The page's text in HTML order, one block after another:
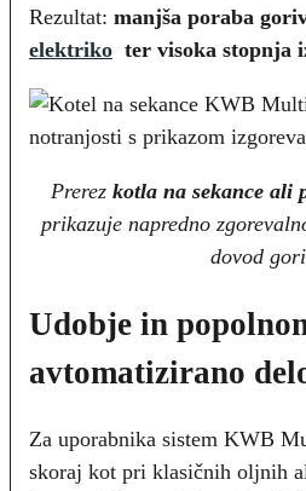
Rezultat: manjša poraba
elektriko ter visoka stopnja
Prerezkotla na sekance ali
prikazuje napredno
dovod
Udobje in
avtomatizirano
Za uporabnika sistem KWB
skoraj kot pri klasičnih oljnih